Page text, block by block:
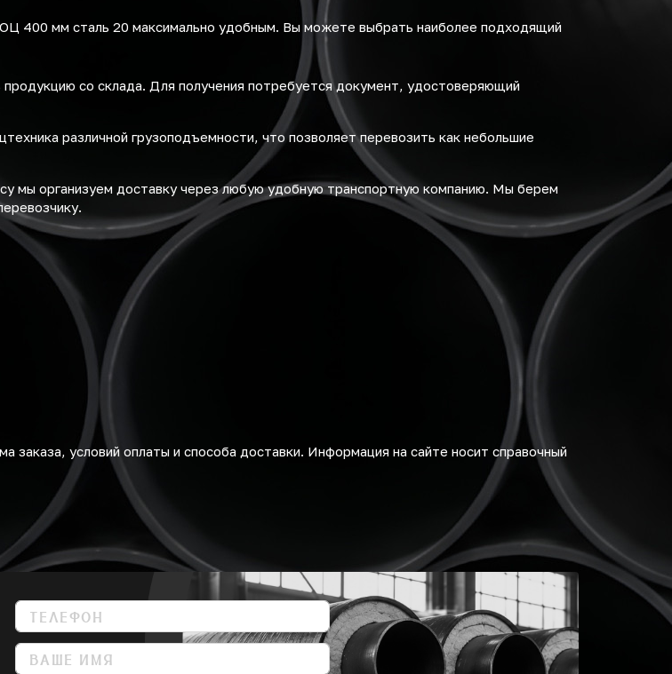
400 мм сталь 20 максимально удобным. Вы можете выбрать наиболее подходящий
со склада. Для получения потребуется документ, удостоверяющий
различной грузоподъемности, что позволяет перевозить как небольшие
мы организуем доставку через любую удобную транспортную компанию. Мы берем
заказа, условий оплаты и способа доставки. Информация на сайте носит справочный